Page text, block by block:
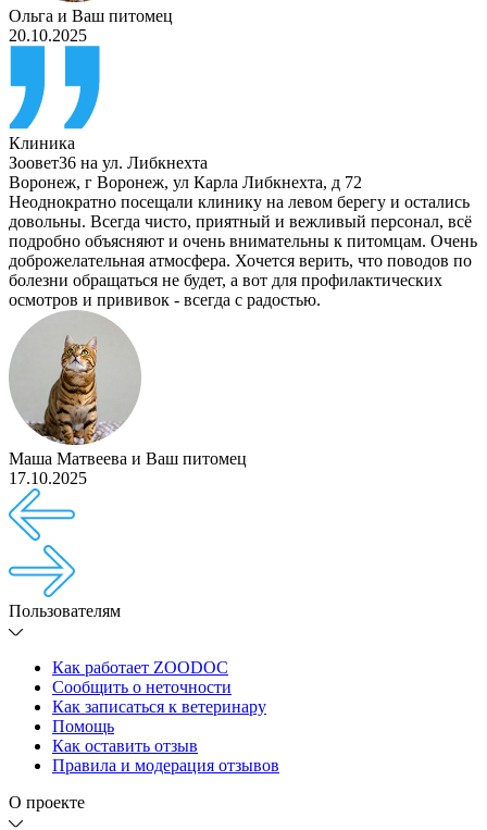
Ольга и Ваш питомец
20.10.2025
Клиника
Зоовет36 на ул. Либкнехта
Воронеж, г Воронеж, ул Карла Либкнехта, д 72
Неоднократно посещали клинику на левом берегу и остались
довольны. Всегда чисто, приятный и вежливый персонал, всё
подробно объясняют и очень внимательны к питомцам. Очень
доброжелательная атмосфера. Хочется верить, что поводов по
болезни обращаться не будет, а вот для профилактических
осмотров и прививок - всегда с радостью.
Маша Матвеева и Ваш питомец
17.10.2025
Пользователям
Как работает ZOODOC
Сообщить о неточности
Как записаться к ветеринару
Помощь
Как оставить отзыв
Правила и модерация отзывов
О проекте